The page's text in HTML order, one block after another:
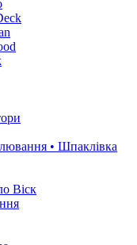
• Шпаклівка
Віск